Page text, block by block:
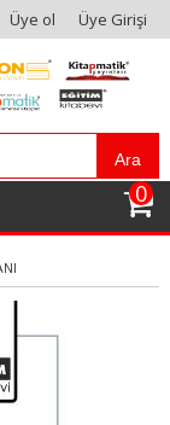
Üye ol Üye Girişi
Ara
0